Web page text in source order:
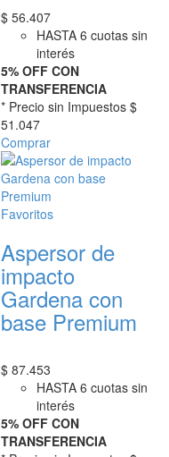
$ 56.407
HASTA 6 cuotas sin
interés
5% OFF CON
TRANSFERENCIA
* Precio sin Impuestos $
51.047
Comprar
Favoritos
Aspersor de
impacto
Gardena con
base Premium
$ 87.453
HASTA 6 cuotas sin
interés
5% OFF CON
TRANSFERENCIA